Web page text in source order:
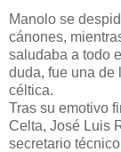
Manolo se
cánones,
saludaba a todo
duda, fue una de
céltica.
Tras su emotivo
Celta, José Luis
secretario